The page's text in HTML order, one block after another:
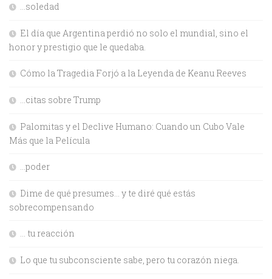
…soledad
El día que Argentina perdió no solo el mundial, sino el
honor y prestigio que le quedaba.
Cómo la Tragedia Forjó a la Leyenda de Keanu Reeves
…citas sobre Trump
Palomitas y el Declive Humano: Cuando un Cubo Vale
Más que la Película
…poder
Dime de qué presumes… y te diré qué estás
sobrecompensando
… tu reacción
Lo que tu subconsciente sabe, pero tu corazón niega.